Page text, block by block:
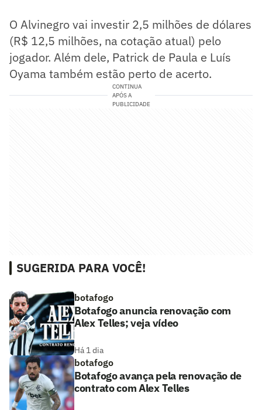
O Alvinegro vai investir 2,5 milhões de dólares
(R$ 12,5 milhões, na cotação atual) pelo
jogador. Além dele, Patrick de Paula e Luís
Oyama também estão perto de acerto.
CONTINUA
APÓS A
PUBLICIDADE
SUGERIDA PARA VOCÊ!
botafogo
Botafogo anuncia renovação com
Alex Telles; veja vídeo
Há 1 dia
botafogo
Botafogo avança pela renovação de
contrato com Alex Telles